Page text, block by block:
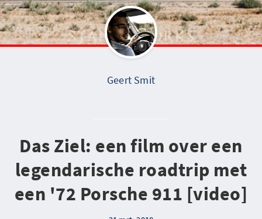
Geert Smit
Das Ziel: een film over een
legendarische roadtrip met
een '72 Porsche 911 [video]